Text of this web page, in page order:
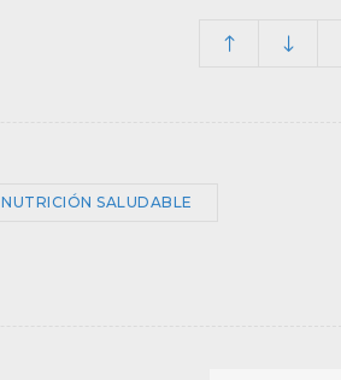
NUTRICIÓN SALUDABLE